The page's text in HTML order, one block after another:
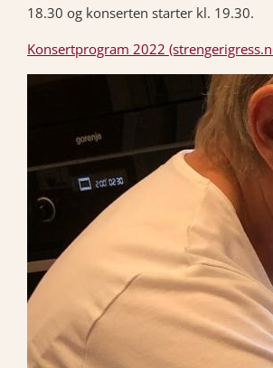
18.30 og konserten starter kl. 19.30.
Konsertprogram 2022